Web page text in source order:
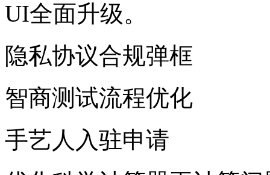
UI全面升级。
隐私协议合规弹框
智商测试流程优化
手艺人入驻申请